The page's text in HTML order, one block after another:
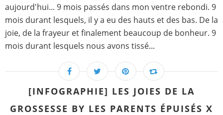
aujourd'hui... 9 mois passés dans mon ventre rebondi. 9
mois durant lesquels, il y a eu des hauts et des bas. De la
joie, de la frayeur et finalement beaucoup de bonheur. 9
mois durant lesquels nous avons tissé...
[INFOGRAPHIE] LES JOIES DE LA
GROSSESSE BY LES PARENTS ÉPUISÉS X